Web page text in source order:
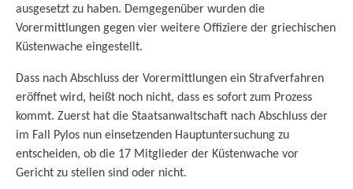
ausgesetzt zu haben. Demgegenüber wurden die
Vorermittlungen gegen vier weitere Offiziere der griechischen
Küstenwache eingestellt.
Dass nach Abschluss der Vorermittlungen ein Strafverfahren
eröffnet wird, heißt noch nicht, dass es sofort zum Prozess
kommt. Zuerst hat die Staatsanwaltschaft nach Abschluss der
im Fall Pylos nun einsetzenden Hauptuntersuchung zu
entscheiden, ob die 17 Mitglieder der Küstenwache vor
Gericht zu stellen sind oder nicht.